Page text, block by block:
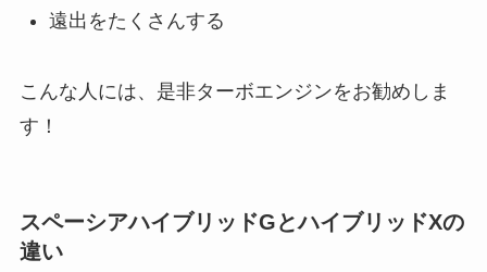
遠出をたくさんする
こんな人には、是非ターボエンジンをお勧めしま
す！
スペーシアハイブリッドGとハイブリッドXの
違い